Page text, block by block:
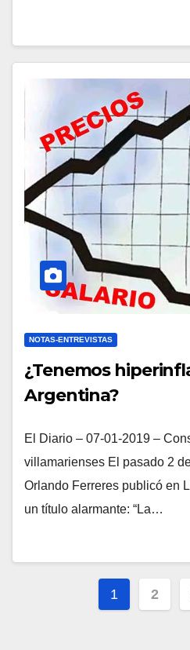
NOTAS-ENTREVISTAS
¿Tenemos
Argentina?
El Diario – 07-01-2019 –
villamarienses El pasado 2
Orlando Ferreres publicó en
un título alarmante: “La…
1 2